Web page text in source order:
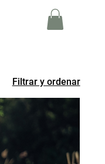
Filtrar y ordenar